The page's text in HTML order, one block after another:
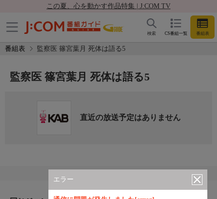
この夏、心を動かす作品特集 | J:COM TV
CS番組一覧 番組表
検索
番組表 監察医 篠宮葉月 死体は語る5
エラー
監察医 篠宮葉月 死体は語る5
直近の放送予定はありません